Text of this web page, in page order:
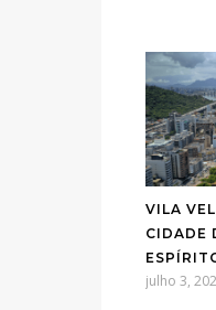
VILA
CIDADE
julho 3,